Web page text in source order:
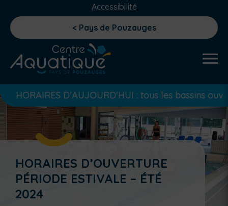
D'AUJOURD'HUI : tous les bassins ouvert de
< Pays de Pouzauges
Accessibilité
HORAIRES D’OUVERTURE
PÉRIODE ESTIVALE – ÉTÉ
2024